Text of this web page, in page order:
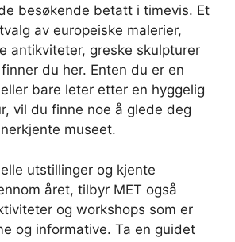
besøkende betatt i timevis. Et
av europeiske malerier,
antikviteter, greske skulpturer
du her. Enten du er en
bare leter etter en hyggelig
vil du finne noe å glede deg
museet.
utstillinger og kjente
året, tilbyr MET også
og workshops som er
og informative. Ta en guidet